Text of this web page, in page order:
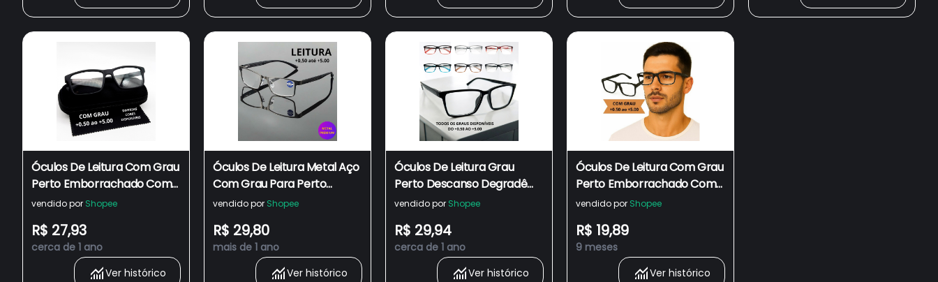
Óculos De Leitura Com Grau
Perto Emborrachado Com
Lentes Prontas Para Uso
Unissex Masculino e
Feminino
vendido por Shopee
R$ 27,93
cerca de 1 ano
Ver histórico
Óculos De Leitura Metal Aço
Com Grau Para Perto
Descanso Presbiopia
Premium
vendido por Shopee
R$ 29,80
mais de 1 ano
Ver histórico
Óculos De Leitura Grau
Perto Descanso Degradê
TR90 Premium Masculino e
Lentes Prontas Para Uso
Presbiopia
vendido por Shopee
R$ 29,94
cerca de 1 ano
Ver histórico
Óculos De Leitura Com Grau
Perto Emborrachado Com
Lentes Prontas Para Uso
e Femini
vendido por Shopee
R$ 19,89
9 meses
Ver histórico